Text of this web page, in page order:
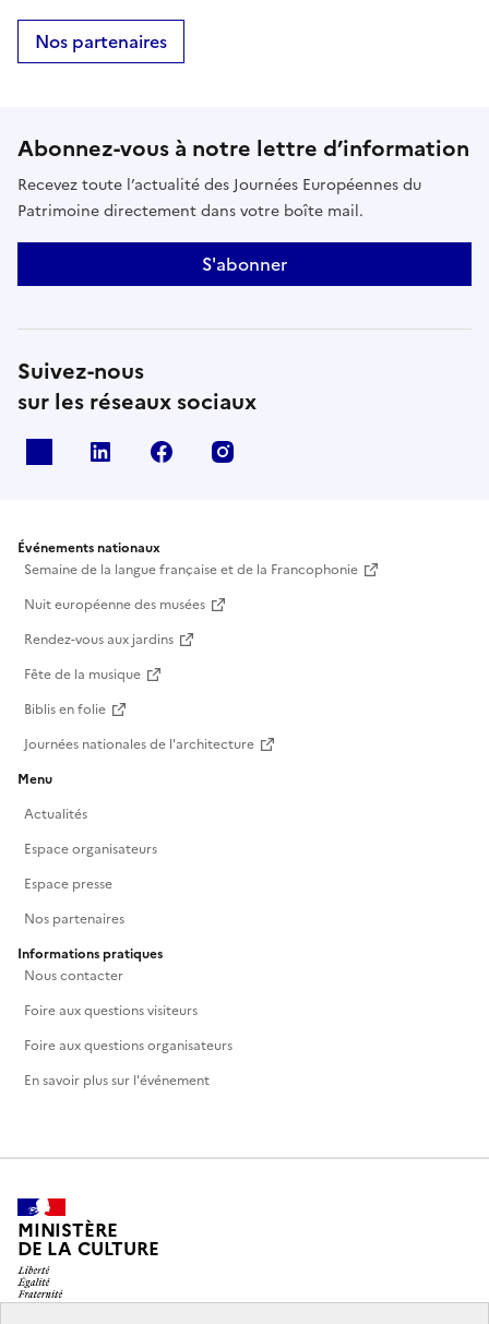
Nos partenaires
Abonnez-vous à notre lettre d’information
Recevez toute l’actualité des Journées Européennes du
Patrimoine directement dans votre boîte mail.
S'abonner
Suivez-nous
sur les réseaux sociaux
Linkedin Facebook
Événements nationaux
Semaine de la langue française et de la Francophonie
Nuit européenne des musées
Rendez-vous aux jardins
Fête de la musique
Biblis en folie
Journées nationales de l'architecture
Menu
Actualités
Espace organisateurs
Espace presse
Nos partenaires
Informations pratiques
Nous contacter
Foire aux questions visiteurs
Foire aux questions organisateurs
En savoir plus sur l'événement
MINISTÈRE
DE LA CULTURE